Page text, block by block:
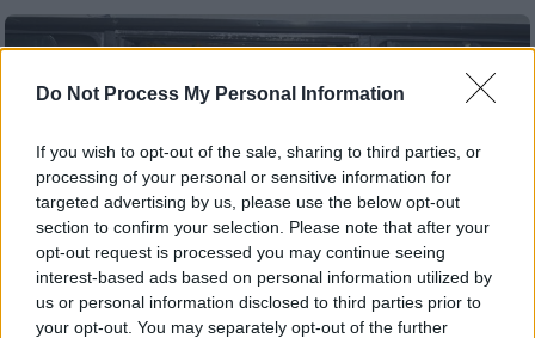
Do Not Process My Personal Information
If you wish to opt-out of the sale, sharing to third parties, or
processing of your personal or sensitive information for
targeted advertising by us, please use the below opt-out
section to confirm your selection. Please note that after your
opt-out request is processed you may continue seeing
interest-based ads based on personal information utilized by
us or personal information disclosed to third parties prior to
your opt-out. You may separately opt-out of the further